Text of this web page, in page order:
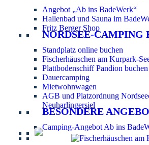
Angebot „Ab ins BadeWerk“
Hallenbad und Sauna im
Fritz Berger Shop
NORDSEE-CAMPING
Standplatz online buchen
Fischerhäuschen am Kurpark-
Plattbodenschiff Pandion buchen
Dauercamping
Mietwohnwagen
AGB und Platzordnung
Neuharlingersiel
BESONDERE
Camping-Angebot Ab ins